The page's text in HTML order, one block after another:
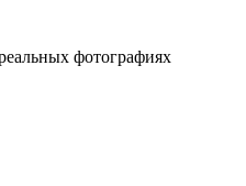
фотографиях